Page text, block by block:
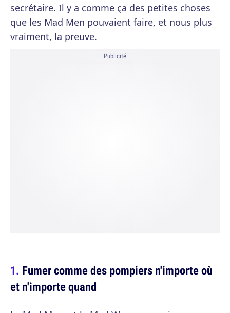
secrétaire. Il y a comme ça des petites choses
que les Mad Men pouvaient faire, et nous plus
vraiment, la preuve.
Publicité
Fumer comme des pompiers n'importe où
et n'importe quand